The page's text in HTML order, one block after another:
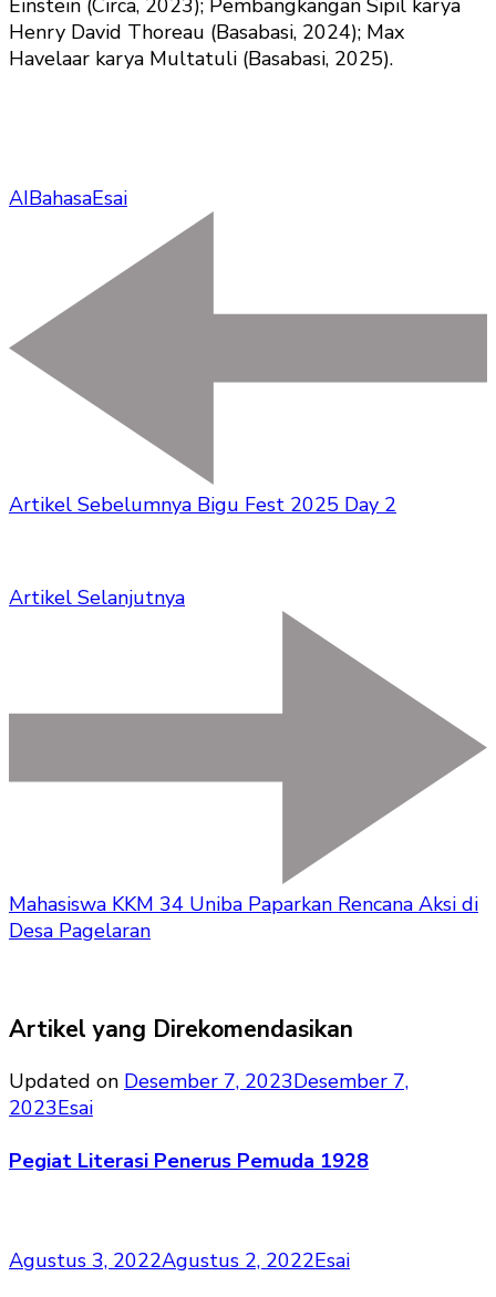
Einstein (Circa, 2023); Pembangkangan Sipil karya
Henry David Thoreau (Basabasi, 2024); Max
Havelaar karya Multatuli (Basabasi, 2025).
AIBahasaEsai
Artikel Sebelumnya Bigu Fest 2025 Day 2
Artikel Selanjutnya
Mahasiswa KKM 34 Uniba Paparkan Rencana Aksi di
Desa Pagelaran
Artikel yang Direkomendasikan
Updated on Desember 7, 2023Desember 7,
2023Esai
Pegiat Literasi Penerus Pemuda 1928
Agustus 3, 2022Agustus 2, 2022Esai